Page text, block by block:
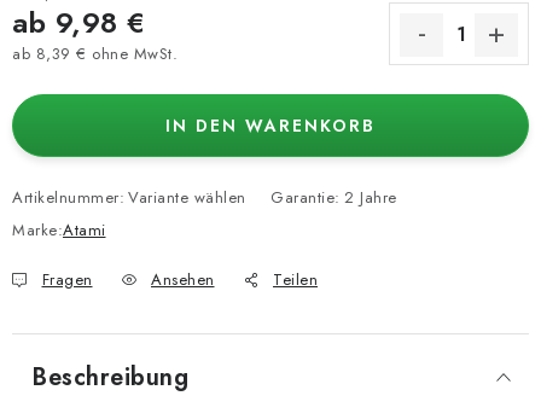
ab 9,98 €
ab 8,39 € ohne MwSt.
IN DEN WARENKORB
Artikelnummer: Variante wählen
Marke:Atami
Garantie: 2 Jahre
Fragen Ansehen Teilen
Beschreibung